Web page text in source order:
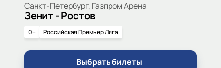
Санкт-Петербург, Газпром Арена
Зенит - Ростов
0+ Российская Премьер Лига
Выбрать билеты